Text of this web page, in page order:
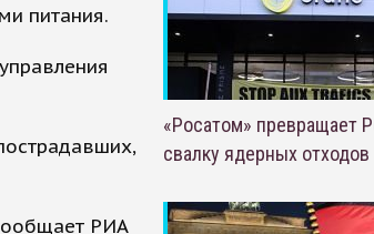
питания.
РИА
«Росатом» превращает
свалку ядерных отходов